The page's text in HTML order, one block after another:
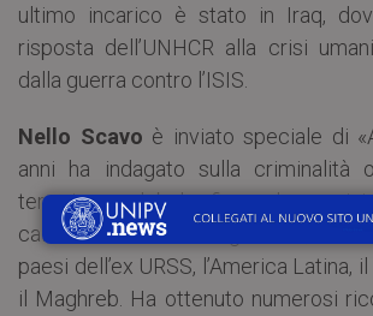
ultimo incarico è stato in Iraq,
risposta dell’UNHCR alla crisi
dalla guerra contro l’ISIS.
Nello Scavo è inviato speciale di
anni ha indagato sulla criminalità
terrorismo globale, firmando
calde come la ex Jugoslavia, il
paesi dell’ex URSS, l’America Latina,
il Maghreb. Ha ottenuto numerosi